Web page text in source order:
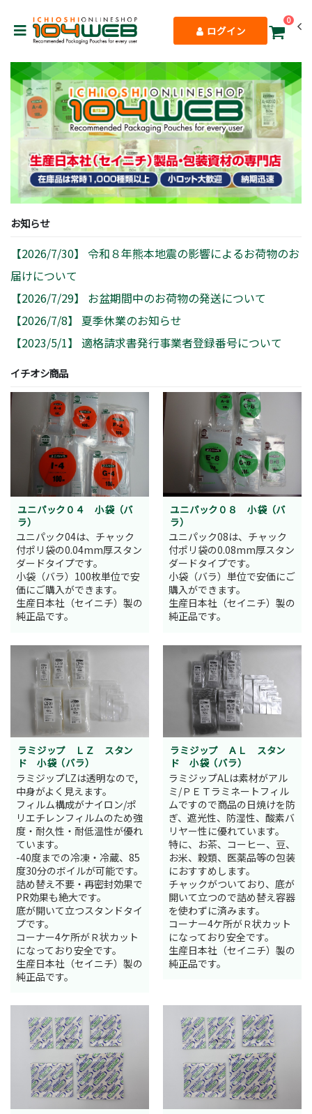
ログイン
0
お知らせ
【2026/7/30】 令和８年熊本地震の影響によるお荷物のお
届けについて
【2026/7/29】 お盆期間中のお荷物の発送について
【2026/7/8】 夏季休業のお知らせ
【2023/5/1】 適格請求書発行事業者登録番号について
イチオシ商品
ユニパック０４ 小袋（バ
ラ）
ユニパック04は、チャック
付ポリ袋の0.04mm厚スタン
ダードタイプです。
小袋（バラ）100枚単位で安
価にご購入ができます。
生産日本社（セイニチ）製の
純正品です。
ユニパック０８ 小袋（バ
ラ）
ユニパック08は、チャック
付ポリ袋の0.08mm厚スタン
ダードタイプです。
小袋（バラ）単位で安価にご
購入ができます。
生産日本社（セイニチ）製の
純正品です。
ラミジップ ＬＺ スタン
ド 小袋（バラ）
ラミジップLZは透明なので,
中身がよく見えます。
フィルム構成がナイロン/ポ
リエチレンフィルムのため強
度・耐久性・耐低温性が優れ
ています。
-40度までの冷凍・冷蔵、85
度30分のボイルが可能です。
詰め替え不要・再密封効果で
PR効果も絶大です。
底が開いて立つスタンドタイ
プです。
コーナー4ケ所がＲ状カット
になっており安全です。
生産日本社（セイニチ）製の
純正品です。
ラミジップ ＡＬ スタン
ド 小袋（バラ）
ラミジップALは素材がアル
ミ/ＰＥＴラミネートフィル
ムですので商品の日焼けを防
ぎ、遮光性、防湿性、酸素バ
リヤー性に優れています。
特に、お茶、コーヒー、豆、
お米、穀類、医薬品等の包装
におすすめします。
チャックがついており、底が
開いて立つので詰め替え容器
を使わずに済みます。
コーナー4ケ所がＲ状カット
になっており安全です。
生産日本社（セイニチ）製の
純正品です。